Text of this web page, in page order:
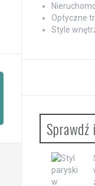
Optyczne
Style